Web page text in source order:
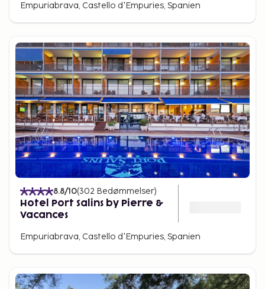
Empuriabrava, Castello d'Empuries, Spanien
8.8/10(302 Bedømmelser)
Hotel Port Salins by Pierre &
Vacances
Empuriabrava, Castello d'Empuries, Spanien